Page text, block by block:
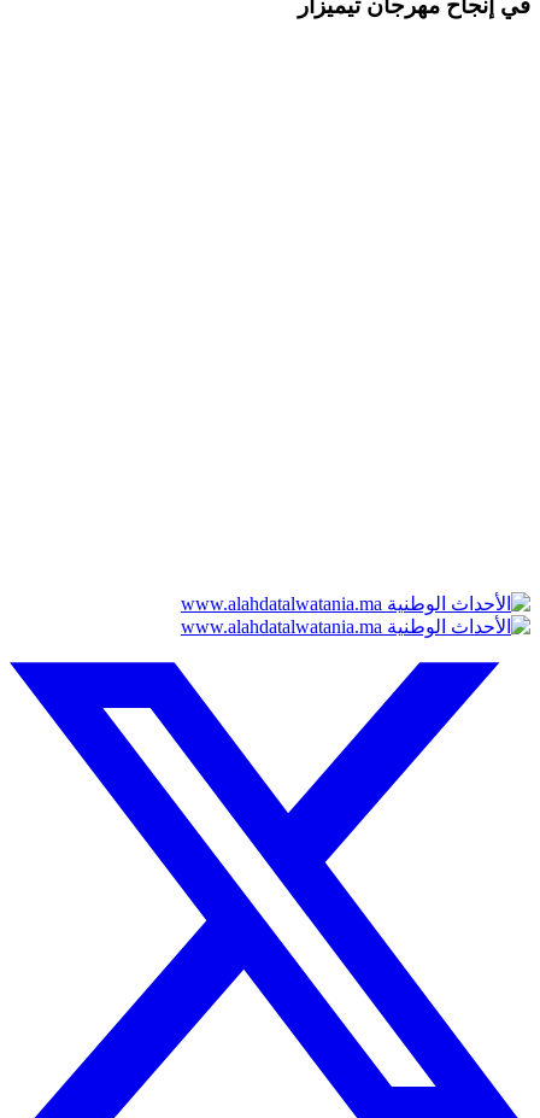
في إنجاح مهرجان تيميزار